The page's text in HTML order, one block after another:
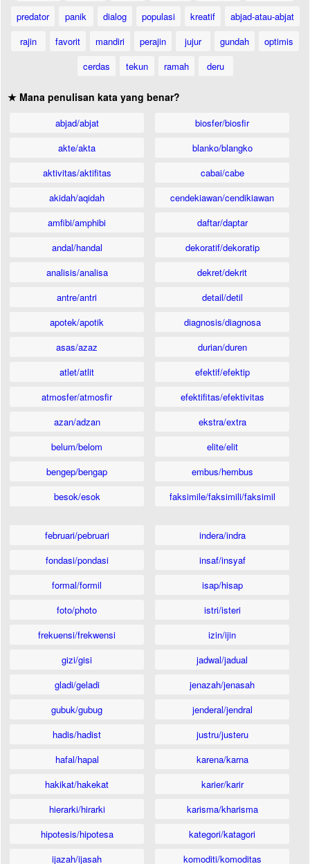
predator
panik dialog populasi kreatif
abjad-atau-abjat
rajin
favorit mandiri perajin jujur gundah
optimis
cerdas
tekun ramah deru
★ Mana penulisan kata yang benar?
abjad/abjat
akte/akta
aktivitas/aktifitas
akidah/aqidah
amfibi/amphibi
andal/handal
analisis/analisa
antre/antri
apotek/apotik
asas/azaz
atlet/atlit
atmosfer/atmosfir
azan/adzan
belum/belom
bengep/bengap
besok/esok
biosfer/biosfir
blanko/blangko
cabai/cabe
cendekiawan/cendikiawan
daftar/daptar
dekoratif/dekoratip
dekret/dekrit
detail/detil
diagnosis/diagnosa
durian/duren
efektif/efektip
efektifitas/efektivitas
ekstra/extra
elite/elit
embus/hembus
faksimile/faksimili/faksimil
februari/pebruari
fondasi/pondasi
formal/formil
foto/photo
frekuensi/frekwensi
gizi/gisi
gladi/geladi
gubuk/gubug
hadis/hadist
hafal/hapal
hakikat/hakekat
hierarki/hirarki
hipotesis/hipotesa
ijazah/ijasah
indera/indra
insaf/insyaf
isap/hisap
istri/isteri
izin/ijin
jadwal/jadual
jenazah/jenasah
jenderal/jendral
justru/justeru
karena/karna
karier/karir
karisma/kharisma
kategori/katagori
komoditi/komoditas